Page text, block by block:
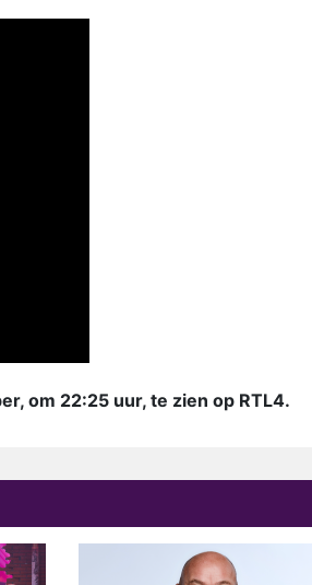
om 22:25 uur, te zien op RTL4.